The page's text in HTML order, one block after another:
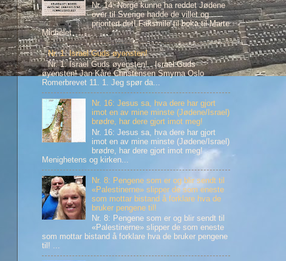
Nr. 14: Norge kunne ha reddet Jødene
over til Sverige hadde de villet og
prioritert det! Faksmile til boka til Marte
Michelet. ...
Nr. 1: Israel Guds øyensten!
Nr. 1: Israel Guds øyensten! Israel Guds
øyensten! Jan Kåre Christensen Smyrna Oslo
Romerbrevet 11. 1. Jeg spør da...
Nr. 16: Jesus sa, hva dere har gjort
imot en av mine minste (Jødene/Israel)
brødre, har dere gjort imot meg!
Nr. 16: Jesus sa, hva dere har gjort
imot en av mine minste (Jødene/Israel)
brødre, har dere gjort imot meg!
Menighetens og kirken...
Nr. 8: Pengene som er og blir sendt til
«Palestinerne» slipper de som eneste
som mottar bistand å forklare hva de
bruker pengene til!
Nr. 8: Pengene som er og blir sendt til
«Palestinerne» slipper de som eneste
som mottar bistand å forklare hva de bruker pengene
til! ...